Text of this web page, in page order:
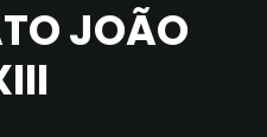
JOÃO